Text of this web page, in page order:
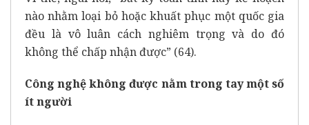
nào nhằm loại bỏ hoặc khuất phục một quốc gia
đều là vô luân cách nghiêm trọng và do đó
không thể chấp nhận được” (64).
Công nghệ không được nằm trong tay một số
ít người